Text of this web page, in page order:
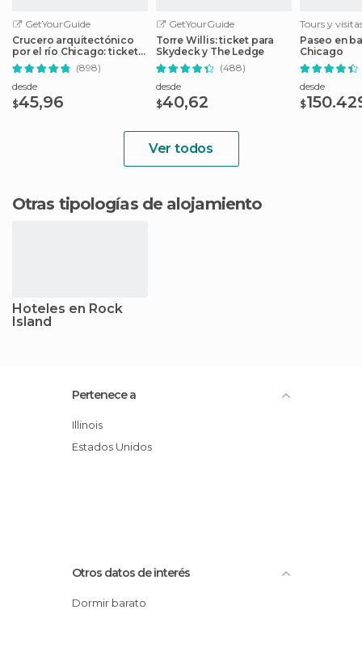
GetYourGuide
Crucero arquitectónico
por el río Chicago: ticket
sin colas
(898)
desde
$45,96
GetYourGuide
Torre Willis: ticket para
Skydeck y The Ledge
(488)
desde
$40,62
Tours y
Paseo en
Chicago
desde
$
Ver todos
Otras tipologías de alojamiento
Hoteles en Rock
Island
Pertenece a
Illinois
Estados Unidos
Otros datos de interés
Dormir barato